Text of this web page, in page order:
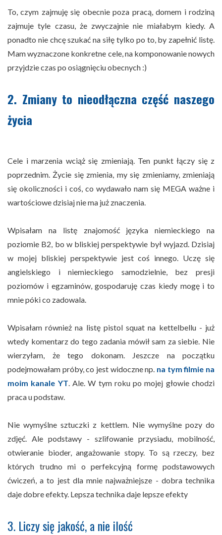
To, czym zajmuję się obecnie poza pracą, domem i rodziną
zajmuje tyle czasu, że zwyczajnie nie miałabym kiedy. A
ponadto nie chcę szukać na siłę tylko po to, by zapełnić listę.
Mam wyznaczone konkretne cele, na komponowanie nowych
przyjdzie czas po osiągnięciu obecnych :)
2. Zmiany to nieodłączna część naszego
życia
Cele i marzenia wciąż się zmieniają. Ten punkt łączy się z
poprzednim. Życie się zmienia, my się zmieniamy, zmieniają
się okoliczności i coś, co wydawało nam się MEGA ważne i
wartościowe dzisiaj nie ma już znaczenia.
Wpisałam na listę znajomość języka niemieckiego na
poziomie B2, bo w bliskiej perspektywie był wyjazd. Dzisiaj
w mojej bliskiej perspektywie jest coś innego. Uczę się
angielskiego i niemieckiego samodzielnie, bez presji
poziomów i egzaminów, gospodaruję czas kiedy mogę i to
mnie póki co zadowala.
Wpisałam również na listę pistol squat na kettelbellu - już
wtedy komentarz do tego zadania mówił sam za siebie. Nie
wierzyłam, że tego dokonam. Jeszcze na początku
podejmowałam próby, co jest widoczne np. na tym filmie na
moim kanale YT . Ale. W tym roku po mojej głowie chodzi
praca u podstaw.
Nie wymyślne sztuczki z kettlem. Nie wymyślne pozy do
zdjęć. Ale podstawy - szlifowanie przysiadu, mobilność,
otwieranie bioder, angażowanie stopy. To są rzeczy, bez
których trudno mi o perfekcyjną formę podstawowych
ćwiczeń, a to jest dla mnie najważniejsze - dobra technika
daje dobre efekty. Lepsza technika daje lepsze efekty
3. Liczy się jakość, a nie ilość